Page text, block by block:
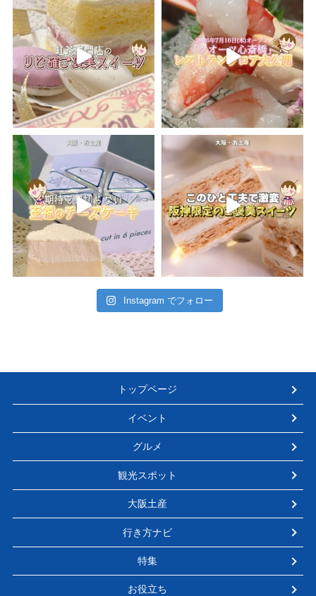
Instagram でフォロー
トップページ
イベント
グルメ
観光スポット
大阪土産
行き方ナビ
特集
お役立ち